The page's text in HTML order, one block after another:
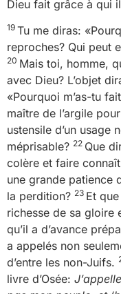
Dieu fait grâce à qui
19 Tu me diras:
reproches? Qui peut
20 Mais toi, homme,
avec Dieu? L’objet
«Pourquoi m’as-tu
maître de l’argile
ustensile d’un usage
méprisable? 22 Que
colère et faire
une grande patience
la perdition? 23 Et
richesse de sa gloire
qu’il a d’avance
a appelés non
d’entre les non-Juifs.
livre d’Osée: